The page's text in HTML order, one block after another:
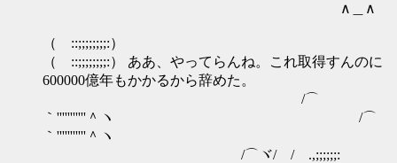
∧＿∧
（ ::;;;;;;;;:
（ ::;;;;;;;;:） ああ、やってらんね。これ取得すんのに
600000億年もかかるから辞めた。
/⌒
｀'''''''''''＾ヽ /⌒
｀'''''''''''＾ヽ
/⌒ヾ/ / .,;;;;;;: